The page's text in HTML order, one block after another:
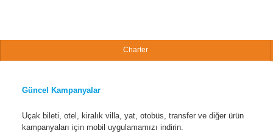
Charter
Güncel Kampanyalar
Uçak bileti, otel, kiralık villa, yat, otobüs, transfer ve diğer ürün
kampanyaları için mobil uygulamamızı indirin.